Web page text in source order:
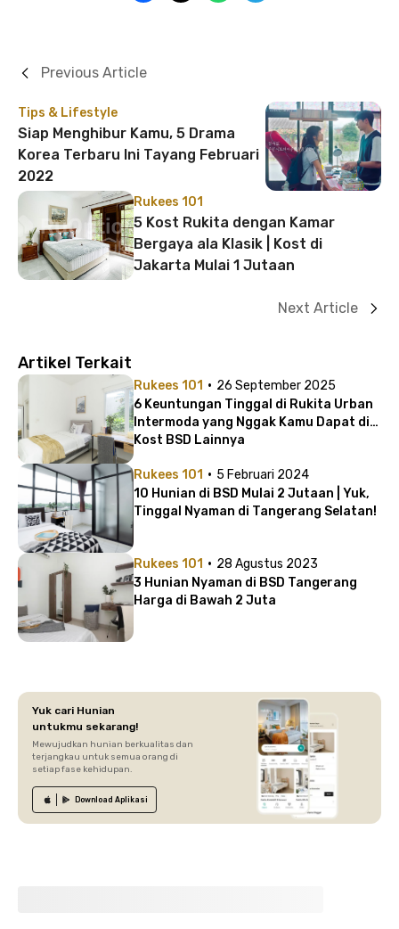
Tips & Lifestyle
Siap Menghibur Kamu, 5 Drama
Korea Terbaru Ini Tayang Februari
2022
Previous Article
Rukees 101
5 Kost Rukita dengan Kamar
Bergaya ala Klasik | Kost di
Jakarta Mulai 1 Jutaan
Next Article
Artikel Terkait
Rukees 101 · 26 September 2025
6 Keuntungan Tinggal di Rukita Urban
Intermoda yang Nggak Kamu Dapat di
Kost BSD Lainnya
Rukees 101 · 5 Februari 2024
10 Hunian di BSD Mulai 2 Jutaan | Yuk,
Tinggal Nyaman di Tangerang Selatan!
Rukees 101 · 28 Agustus 2023
3 Hunian Nyaman di BSD Tangerang
Harga di Bawah 2 Juta
Yuk cari Hunian
untukmu sekarang!
Mewujudkan hunian berkualitas dan
terjangkau untuk semua orang di
setiap fase kehidupan.
Download Aplikasi